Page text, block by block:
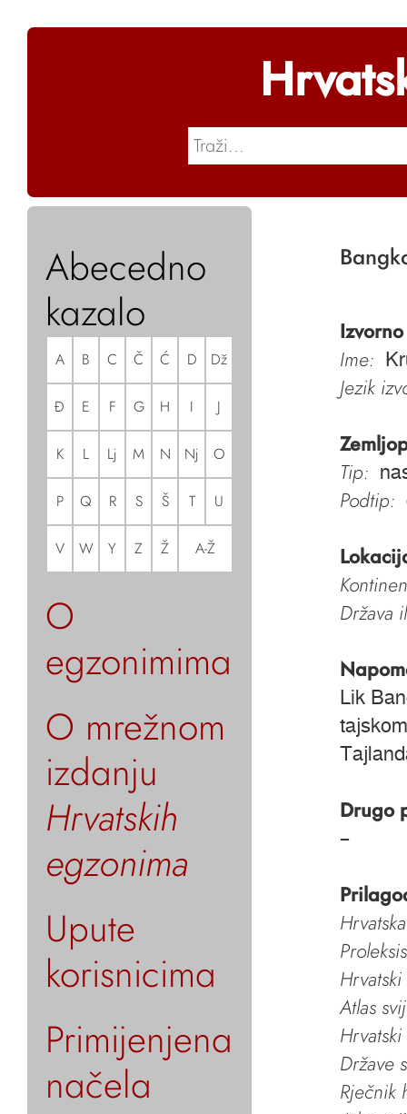
Abecedno
kazalo
A B C Č Ć D Dž
Đ E F G H I J
K L Lj M N Nj O
P Q R S Š T U
V W Y Z Ž A-Ž
O
egzonimima
O mrežnom
izdanju
Hrvatskih
egzonima
Upute
korisnicima
Primijenjena
načela
Ime:
Jezik
Tip:
Podtip:
Država
Lik
Drugo
–
Atlas
Države
Rječnik